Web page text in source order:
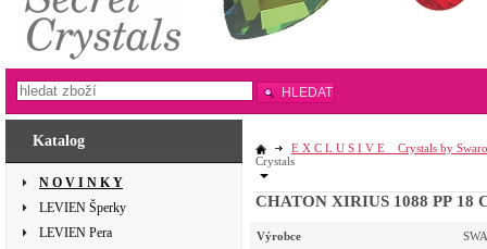
Katalog
N O V I N K Y
LEVIEN Šperky
LEVIEN Pera
E X C L U S I V E _ Crystals by
Crystals
CHATON XIRIUS 1088 PP 18
Výrobce
HLEDAT